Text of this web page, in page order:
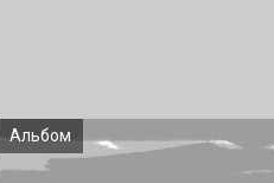
Альбом